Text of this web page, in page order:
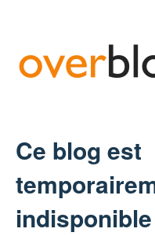
Ce blog est
indisponible